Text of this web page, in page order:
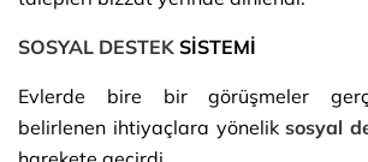
SOSYAL DESTEK SİSTEMİ
Evlerde bire bir görüşmeler
belirlenen ihtiyaçlara yöneliksosyal